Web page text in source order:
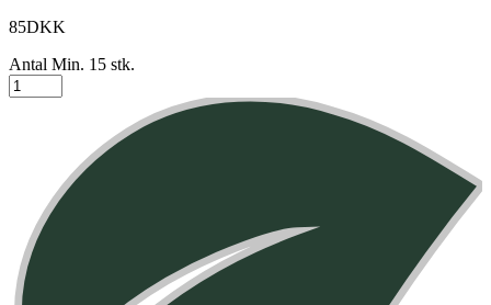
85DKK
Antal Min. 15 stk.
XOCOLATL
-